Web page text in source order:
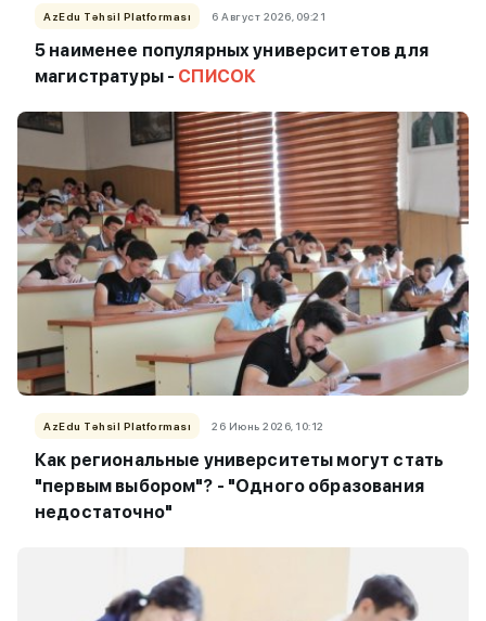
AzEdu Təhsil Platforması 6 Август 2026, 09:21
5 наименее популярных университетов для
магистратуры - СПИСОК
AzEdu Təhsil Platforması 26 Июнь 2026, 10:12
Как региональные университеты могут стать
"первым выбором"? - "Одного образования
недостаточно"